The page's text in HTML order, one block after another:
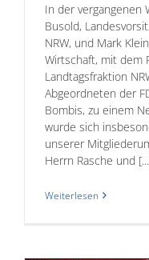
In der vergangenen
Busold,
NRW, und Mark
Wirtschaft, mit dem
Landtagsfraktion
Abgeordneten der
Bombis, zu einem
wurde sich
unserer
Herrn Rasche und
Weiterlesen